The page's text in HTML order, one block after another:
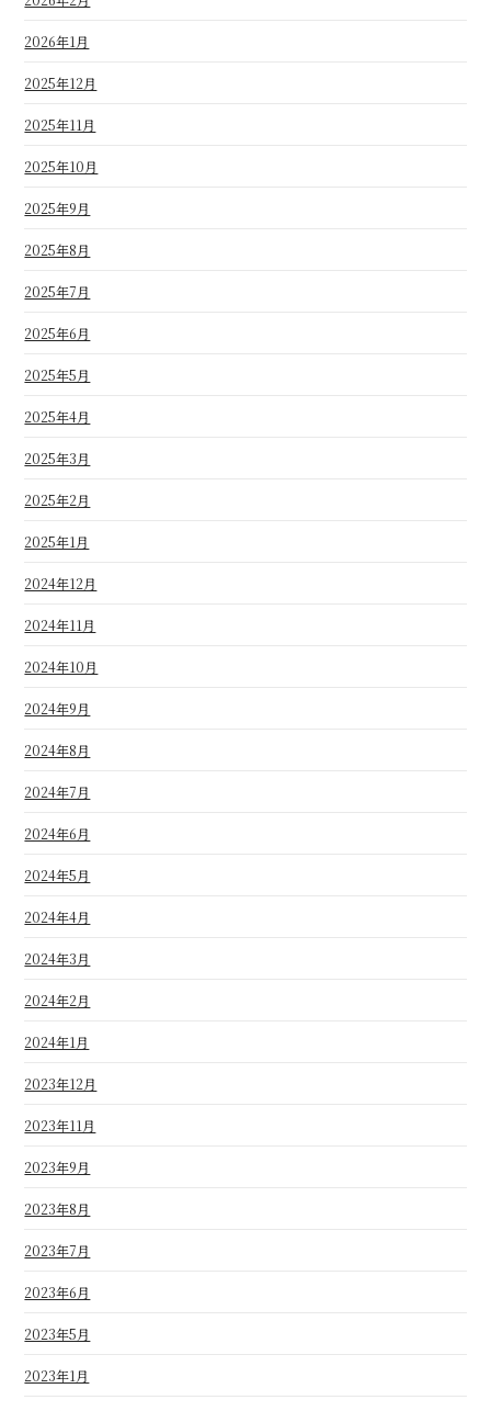
2026年1月
2025年12月
2025年11月
2025年10月
2025年9月
2025年8月
2025年7月
2025年6月
2025年5月
2025年4月
2025年3月
2025年2月
2025年1月
2024年12月
2024年11月
2024年10月
2024年9月
2024年8月
2024年7月
2024年6月
2024年5月
2024年4月
2024年3月
2024年2月
2024年1月
2023年12月
2023年11月
2023年9月
2023年8月
2023年7月
2023年6月
2023年5月
2023年1月